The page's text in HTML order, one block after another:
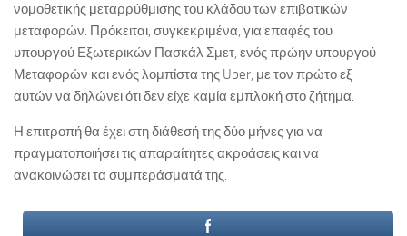
νομοθετικής μεταρρύθμισης του κλάδου των επιβατικών
μεταφορών. Πρόκειται, συγκεκριμένα, για επαφές του
υπουργού Εξωτερικών Πασκάλ Σμετ, ενός πρώην υπουργού
Μεταφορών και ενός λομπίστα της Uber, με τον πρώτο εξ
αυτών να δηλώνει ότι δεν είχε καμία εμπλοκή στο ζήτημα.
Η επιτροπή θα έχει στη διάθεσή της δύο μήνες για να
πραγματοποιήσει τις απαραίτητες ακροάσεις και να
ανακοινώσει τα συμπεράσματά της.